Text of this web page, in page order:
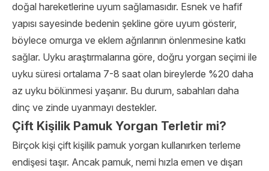
doğal hareketlerine uyum sağlamasıdır. Esnek ve hafif
yapısı sayesinde bedenin şekline göre uyum gösterir,
böylece omurga ve eklem ağrılarının önlenmesine katkı
sağlar. Uyku araştırmalarına göre, doğru yorgan seçimi ile
uyku süresi ortalama 7-8 saat olan bireylerde %20 daha
az uyku bölünmesi yaşanır. Bu durum, sabahları daha
dinç ve zinde uyanmayı destekler.
Çift Kişilik Pamuk Yorgan Terletir mi?
Birçok kişi çift kişilik pamuk yorgan kullanırken terleme
endişesi taşır. Ancak pamuk, nemi hızla emen ve dışarı